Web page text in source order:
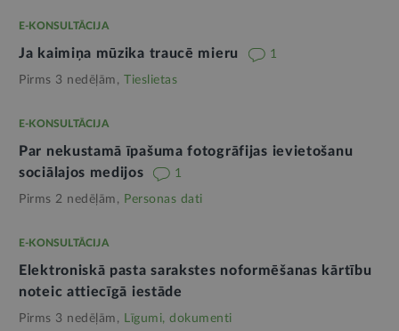
E-KONSULTĀCIJA
Ja kaimiņa mūzika traucē mieru 1
Pirms 3 nedēļām, Tieslietas
E-KONSULTĀCIJA
Par nekustamā īpašuma fotogrāfijas ievietošanu
sociālajos medijos
1
Pirms 2 nedēļām, Personas dati
E-KONSULTĀCIJA
Elektroniskā pasta sarakstes noformēšanas kārtību
noteic attiecīgā iestāde
Pirms 3 nedēļām, Līgumi, dokumenti